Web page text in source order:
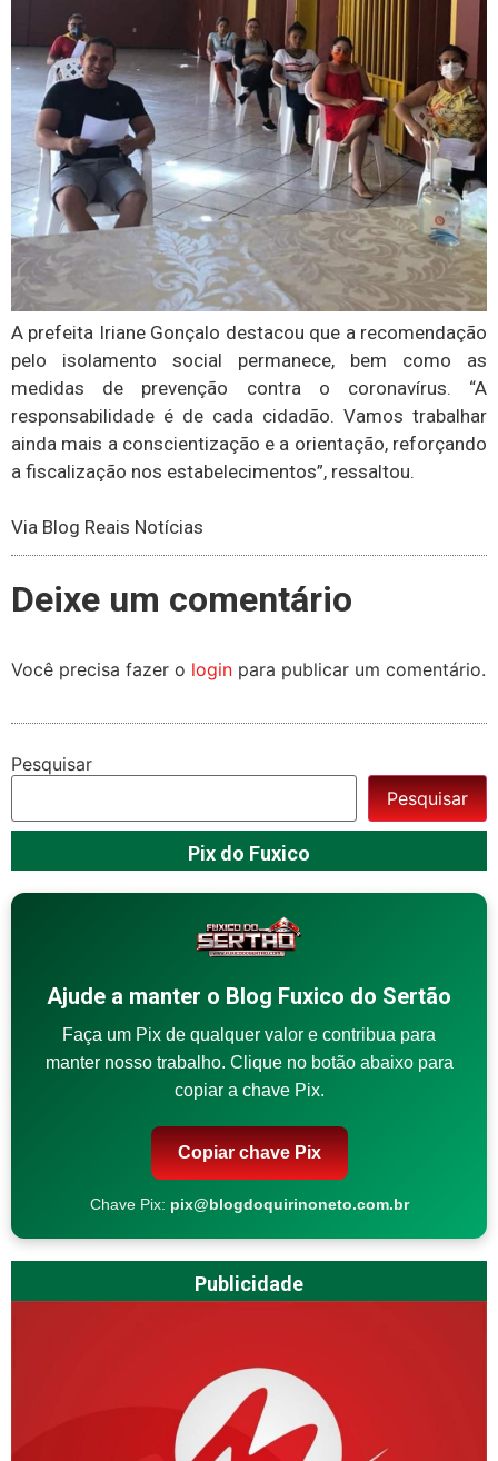
A prefeita Iriane Gonçalo destacou que a recomendação
pelo isolamento social permanece, bem como as
medidas de prevenção contra o coronavírus. “A
responsabilidade é de cada cidadão. Vamos trabalhar
ainda mais a conscientização e a orientação, reforçando
a fiscalização nos estabelecimentos”, ressaltou.
Via Blog Reais Notícias
Deixe um comentário
Você precisa fazer o login para publicar um comentário.
Pesquisar
Pesquisar
Pix do Fuxico
Ajude a manter o Blog Fuxico do Sertão
Faça um Pix de qualquer valor e contribua para
manter nosso trabalho. Clique no botão abaixo para
copiar a chave Pix.
Copiar chave Pix
Chave Pix: pix@blogdoquirinoneto.com.br
Publicidade